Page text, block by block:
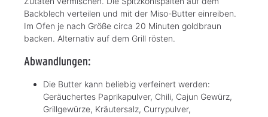
Backblech verteilen und mit der Miso-Butter einreiben.
Im Ofen je nach Größe circa 20 Minuten goldbraun
backen. Alternativ auf dem Grill rösten.
Abwandlungen:
Die Butter kann beliebig verfeinert werden:
Geräuchertes Paprikapulver, Chili, Cajun Gewürz,
Grillgewürze, Kräutersalz, Currypulver,